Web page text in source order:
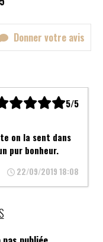
Donner votre avis
5/5
on la sent dans
pur bonheur.
22/09/2019 18:08